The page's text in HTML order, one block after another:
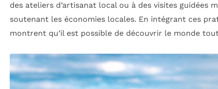
des ateliers d’artisanat local ou à des visites guidées
soutenant les économies locales. En intégrant ces
montrent qu’il est possible de découvrir le monde